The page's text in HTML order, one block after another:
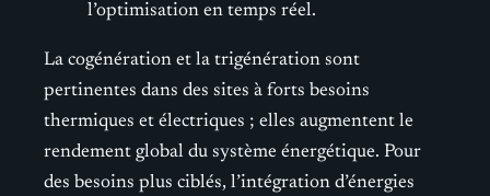
l’optimisation en temps réel.
La cogénération et la trigénération sont
pertinentes dans des sites à forts besoins
thermiques et électriques ; elles augmentent le
rendement global du système énergétique. Pour
des besoins plus ciblés, l’intégration d’énergies